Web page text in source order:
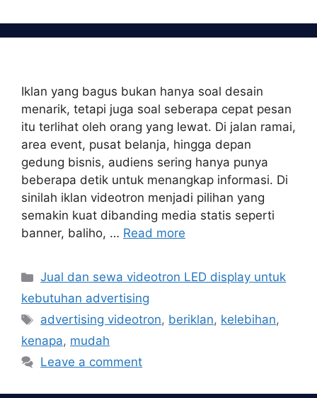
Iklan yang bagus bukan hanya soal desain
menarik, tetapi juga soal seberapa cepat pesan
itu terlihat oleh orang yang lewat. Di jalan ramai,
area event, pusat belanja, hingga depan
gedung bisnis, audiens sering hanya punya
beberapa detik untuk menangkap informasi. Di
sinilah iklan videotron menjadi pilihan yang
semakin kuat dibanding media statis seperti
banner, baliho, … Read more
Categories
Jual dan sewa videotron LED display untuk
kebutuhan advertising
Tags
advertising videotron, beriklan, kelebihan,
kenapa, mudah
Leave a comment